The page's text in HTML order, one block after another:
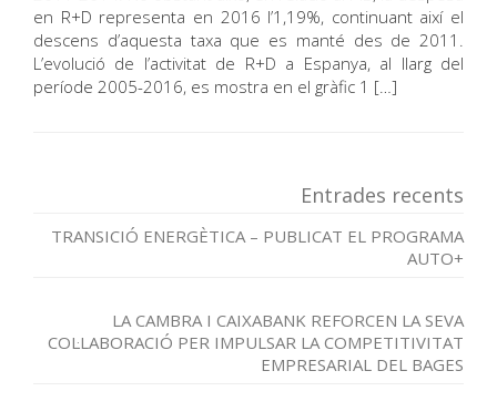
en R+D representa en 2016 l’1,19%, continuant així el
descens d’aquesta taxa que es manté des de 2011.
L’evolució de l’activitat de R+D a Espanya, al llarg del
període 2005-2016, es mostra en el gràfic 1 […]
Entrades recents
TRANSICIÓ ENERGÈTICA – PUBLICAT EL PROGRAMA
AUTO+
LA CAMBRA I CAIXABANK REFORCEN LA SEVA
COL·LABORACIÓ PER IMPULSAR LA COMPETITIVITAT
EMPRESARIAL DEL BAGES